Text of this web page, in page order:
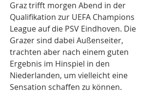
Graz trifft morgen Abend in der
Qualifikation zur UEFA Champions
League auf die PSV Eindhoven. Die
Grazer sind dabei Außenseiter,
trachten aber nach einem guten
Ergebnis im Hinspiel in den
Niederlanden, um vielleicht eine
Sensation schaffen zu können.